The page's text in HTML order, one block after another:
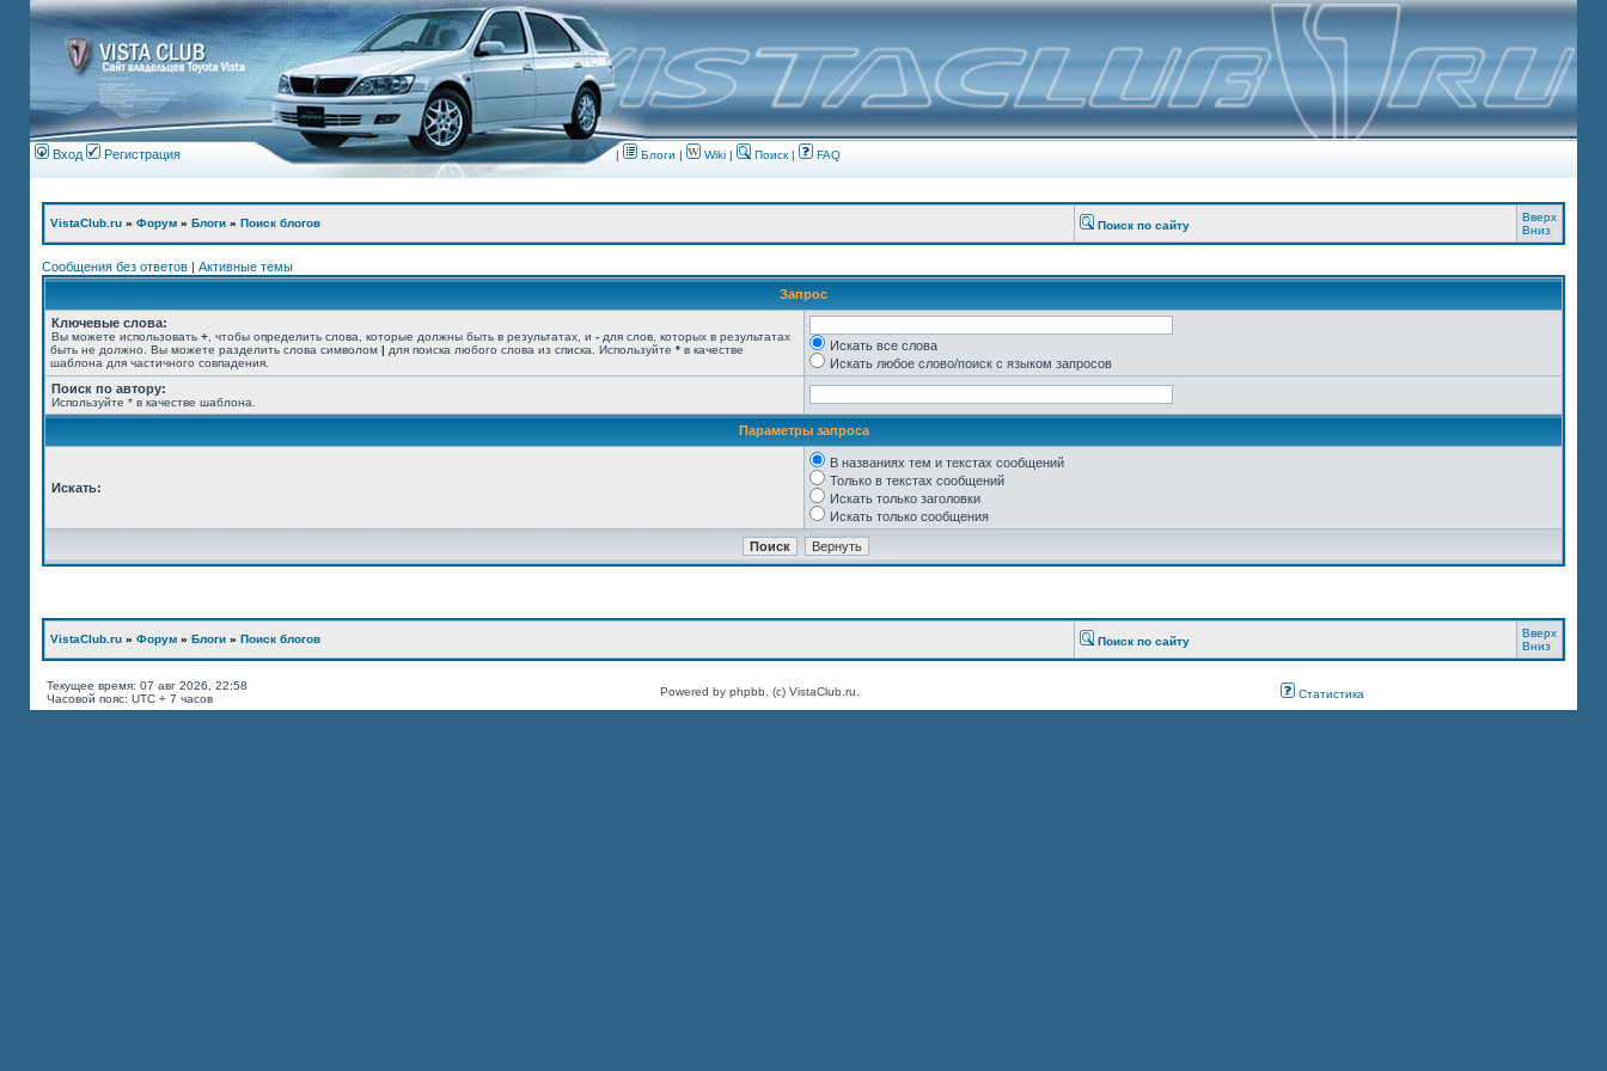
Вход Регистрация | Блоги | Wiki | Поиск| FAQ
VistaClub.ru » Форум » Блоги » Поиск блогов Поиск по сайту
Вверх
Вниз
Сообщения без ответов | Активные темы
Запрос
Ключевые слова:
Вы можете использовать + , чтобы определить слова, которые должны быть в результатах, и - для слов, которых в результатах
быть не должно. Вы можете разделить слова символом | для поиска любого слова из списка. Используйте * в качестве
шаблона для частичного совпадения.
Искать все слова
Искать любое слово/поиск с языком запросов
Поиск по автору:
Используйте * в качестве шаблона.
Параметры запроса
Искать:
В названиях тем и текстах сообщений
Только в текстах сообщений
Искать только заголовки
Искать только сообщения
VistaClub.ru » Форум » Блоги » Поиск блогов Поиск по сайту
Вверх
Вниз
Текущее время: 07 авг 2026, 22:58
Часовой пояс: UTC + 7 часов
Powered by phpbb. (c) VistaClub.ru. Статистика